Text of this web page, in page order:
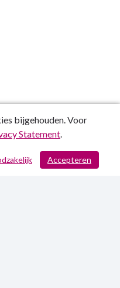
/ 167
bijgehouden. Voor
Statement.
Accepteren